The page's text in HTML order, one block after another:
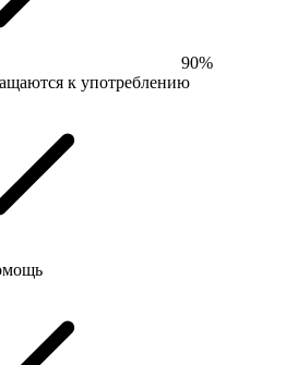
90%
к употреблению